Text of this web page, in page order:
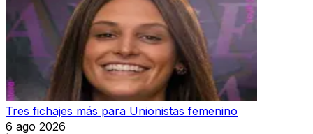
Tres fichajes más para Unionistas femenino
6 ago 2026